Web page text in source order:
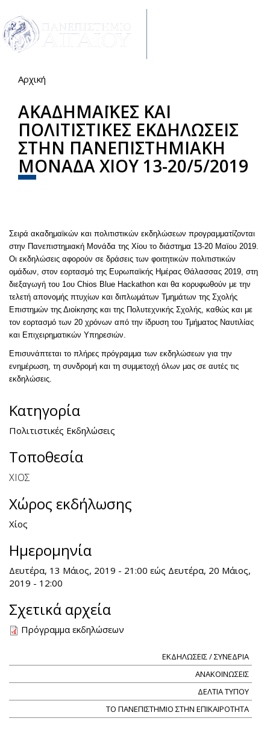
Παράκαμψη προς το κυρίως περιεχόμενο
Είστε εδώ
Αρχική
ΑΚΑΔΗΜΑΪΚΕΣ ΚΑΙ
ΠΟΛΙΤΙΣΤΙΚΕΣ ΕΚΔΗΛΩΣΕΙΣ
ΣΤΗΝ ΠΑΝΕΠΙΣΤΗΜΙΑΚΗ
ΜΟΝΑΔΑ ΧΙΟΥ 13-20/5/2019
Σειρά ακαδημαϊκών και πολιτιστικών εκδηλώσεων προγραμματίζονται
στην Πανεπιστημιακή Μονάδα της Χίου το διάστημα 13-20 Μαϊου 2019.
Οι εκδηλώσεις αφορούν σε δράσεις των φοιτητικών πολιτιστικών
ομάδων, στον εορτασμό της Ευρωπαϊκής Ημέρας Θάλασσας 2019, στη
διεξαγωγή του 1ου Chios Blue Hackathon και θα κορυφωθούν με την
τελετή απονομής πτυχίων και διπλωμάτων Τμημάτων της Σχολής
Επιστημών της Διοίκησης και της Πολυτεχνικής Σχολής, καθώς και με
τον εορτασμό των 20 χρόνων από την ίδρυση του Τμήματος Ναυτιλίας
και Επιχειρηματικών Υπηρεσιών.
Επισυνάπτεται το πλήρες πρόγραμμα των εκδηλώσεων για την
ενημέρωση, τη συνδρομή και τη συμμετοχή όλων μας σε αυτές τις
εκδηλώσεις.
Κατηγορία
Πολιτιστικές Εκδηλώσεις
Τοποθεσία
ΧΙΟΣ
Χώρος εκδήλωσης
Χίος
Ημερομηνία
Δευτέρα, 13 Μάιος, 2019 - 21:00 εώς Δευτέρα, 20 Μάιος,
2019 - 12:00
Σχετικά αρχεία
Πρόγραμμα εκδηλώσεων
ΕΚΔΗΛΩΣΕΙΣ / ΣΥΝΕΔΡΙΑ
ΑΝΑΚΟΙΝΩΣΕΙΣ
ΔΕΛΤΙΑ ΤΥΠΟΥ
ΤΟ ΠΑΝΕΠΙΣΤΗΜΙΟ ΣΤΗΝ ΕΠΙΚΑΙΡΟΤΗΤΑ